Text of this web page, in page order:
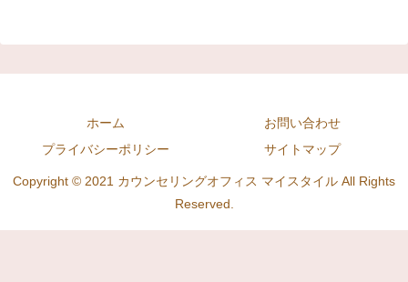
ホーム
お問い合わせ
プライバシーポリシー
サイトマップ
Copyright © 2021 カウンセリングオフィス マイスタイル All Rights
Reserved.